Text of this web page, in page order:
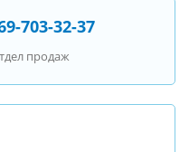
703-32-37
продаж